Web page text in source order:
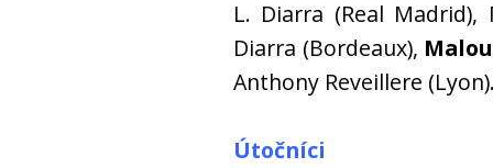
L. Diarra (Real Madrid),
Diarra (Bordeaux),
Anthony Reveillere
Útočníci